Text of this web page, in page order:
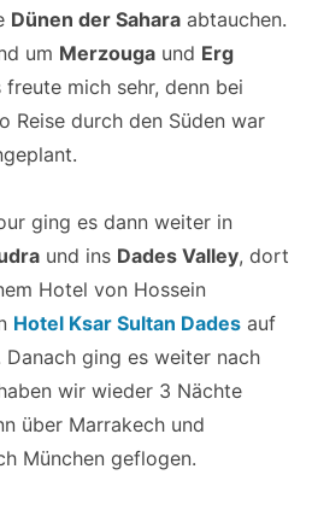
Dünen der Saharaabtauchen.
um Merzougaund Erg
mich sehr, denn bei
Reise durch den Süden war
ging es dann weiter in
und ins Dades Valley, dort
Hotel von Hossein
Hotel Ksar Sultan Dadesauf
Danach ging es weiter nach
wir wieder 3 Nächte
über Marrakech und
München geflogen.